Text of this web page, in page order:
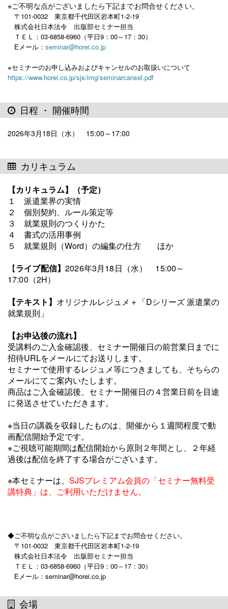
※ご不明な点がございましたら下記までお問合せください。
〒101-0032 東京都千代田区岩本町1-2-19
株式会社日本法令 出版部セミナー担当
ＴＥＬ：03-6858-6960（平日9：00～17：30）
Eメール： seminar@horei.co.jp
※セミナーのお申し込みおよびキャンセルのお取扱いについて
https://www.horei.co.jp/sjs/img/seminarcansel.pdf
日程 ・ 開催時間
2026年3月18日（水） 15:00～17:00
カリキュラム
【カリキュラム】（予定）
１ 派遣業界の実情
２ 個別契約、ルール策定等
３ 就業規則のつくりかた
４ 書式の活用事例
５ 就業規則（Word）の編集の仕方 ほか
【ライブ配信】2026年3月18日（水） 15:00～
17:00（2H）
【テキスト】 オリジナルレジュメ＋「Dシリーズ 派遣業の
就業規則」
【お申込後の流れ】
受講料のご入金確認後、セミナー開催日の前営業日までに
招待URLをメールにてお送りします。
セミナーで使用するレジュメ等につきましても、そちらの
メールにてご案内いたします。
商品はご入金確認後、セミナー開催日の４営業日前を目途
に発送させていただきます。
※当日の講義を収録したものは、開催から１週間程度で動
画配信開始予定です。
※ご視聴可能期間は配信開始から原則２年間とし、２年経
過後は配信を終了する場合がございます。
※本セミナーは、 SJSプレミアム会員の 「セミナー無料受
講特典」は、ご利用いただけません。
◆ご不明な点がございましたら下記までお問合せください。
〒101-0032 東京都千代田区岩本町1-2-19
株式会社日本法令 出版部セミナー担当
ＴＥＬ：03-6858-6960（平日9：00～17：30）
Eメール：seminar@horei.co.jp
会場